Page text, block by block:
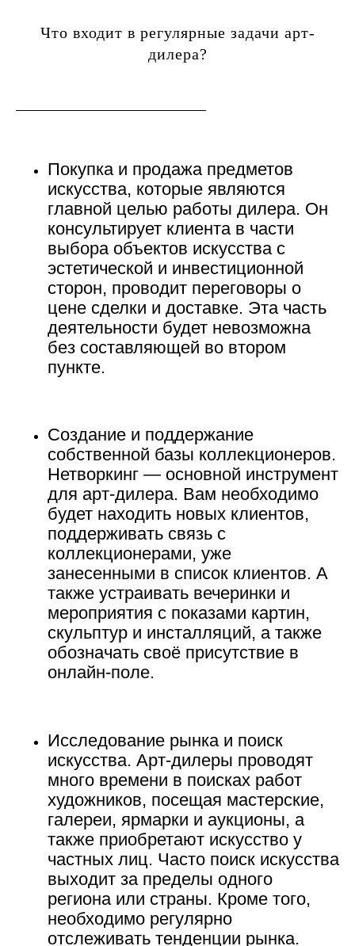
Что входит в регулярные задачи арт-
дилера?
Покупка и продажа предметов
искусства, которые являются
главной целью работы дилера. Он
консультирует клиента в части
выбора объектов искусства с
эстетической и инвестиционной
сторон, проводит переговоры о
цене сделки и доставке. Эта часть
деятельности будет невозможна
без составляющей во втором
пункте.
Создание и поддержание
собственной базы коллекционеров.
Нетворкинг — основной инструмент
для арт-дилера. Вам необходимо
будет находить новых клиентов,
поддерживать связь с
коллекционерами, уже
занесенными в список клиентов. А
также устраивать вечеринки и
мероприятия с показами картин,
скульптур и инсталляций, а также
обозначать своё присутствие в
онлайн-поле.
Исследование рынка и поиск
искусства. Арт-дилеры проводят
много времени в поисках работ
художников, посещая мастерские,
галереи, ярмарки и аукционы, а
также приобретают искусство у
частных лиц. Часто поиск искусства
выходит за пределы одного
региона или страны. Кроме того,
необходимо регулярно
отслеживать тенденции рынка.